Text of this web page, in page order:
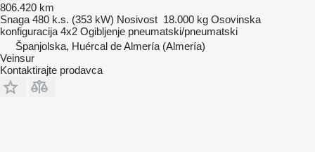
806.420 km
Snaga 480 k.s. (353 kW) Nosivost 18.000 kg Osovinska
konfiguracija 4x2 Ogibljenje pneumatski/pneumatski
Španjolska, Huércal de Almería (Almería)
Veinsur
Kontaktirajte prodavca